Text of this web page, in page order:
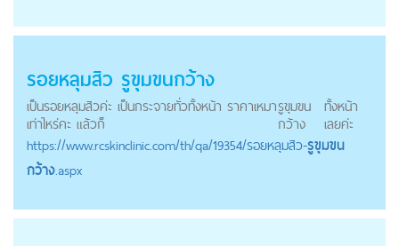
รอยหลุมสิว รูขุมขนกว้าง
เป็นรอยหลุมสิวค่ะ เป็นกระจายทั่วทั้งหน้า ราคาเหมา
เท่าไหร่คะ แล้วก็
รูขุมขน
กว้าง
ทั้งหน้า
เลยค่ะ
https://www.rcskinclinic.com/th/qa/19354/รอยหลุมสิว-รูขุมขน
กว้าง.aspx